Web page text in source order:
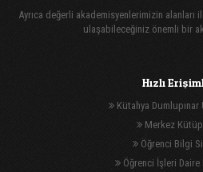
Ayrıca değerli akademisyenlerimizin alanları
ulaşabileceğiniz önemli bir
Hızlı
Kütahya Dumlupınar
Merkez
Öğrenci Bilgi
Öğrenci İşleri Daire